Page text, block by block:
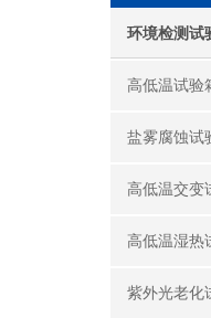
环境检测试
高低温试验
盐雾腐蚀试
高低温交变
高低温湿热
紫外光老化